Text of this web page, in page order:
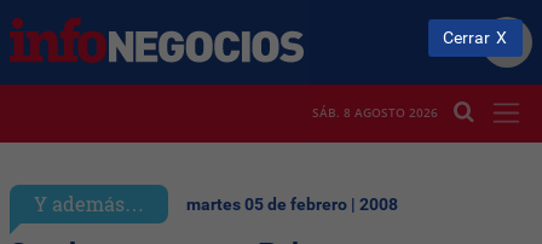
SÁB. 8 AGOSTO 2026
Y además… martes 05 de febrero | 2008
Cerrar